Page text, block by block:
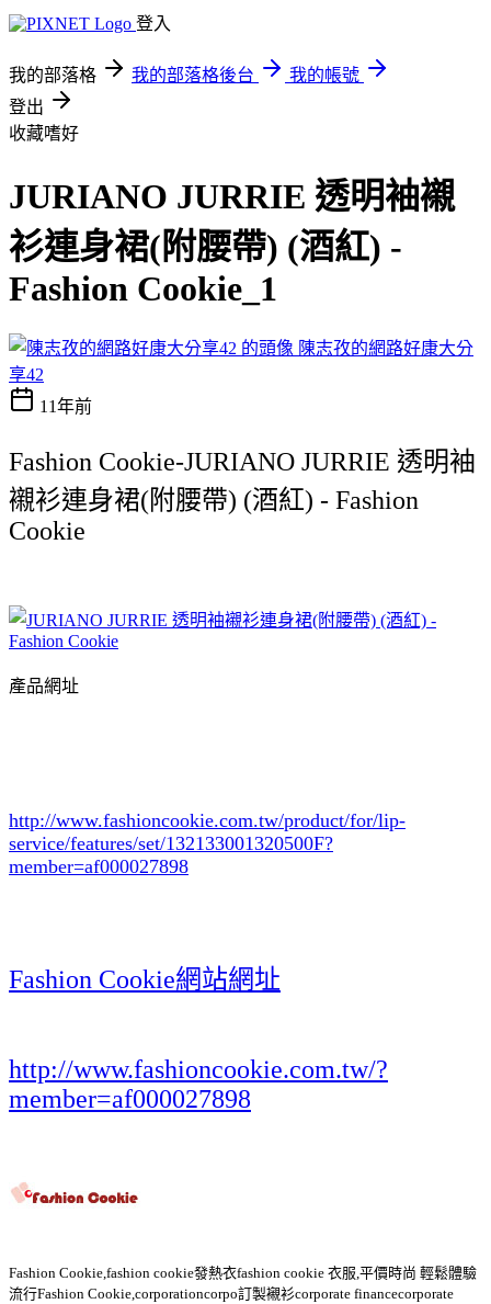
登入
我的部落格 我的部落格後台
我的帳號
登出
收藏嗜好
JURIANO JURRIE 透明袖襯
衫連身裙(附腰帶) (酒紅) -
Fashion Cookie_1
陳志孜的網路好康大分
享42
11年前
Fashion Cookie-JURIANO JURRIE 透明袖
襯衫連身裙(附腰帶) (酒紅) - Fashion
Cookie
產品網址
http://www.fashioncookie.com.tw/product/for/lip-
service/features/set/132133001320500F?
member=af000027898
Fashion Cookie網站網址
http://www.fashioncookie.com.tw/?
member=af000027898
Fashion Cookie,fashion cookie發熱衣fashion cookie 衣服,平價時尚 輕鬆體驗
流行Fashion Cookie,corporationcorpo訂製襯衫corporate financecorporate